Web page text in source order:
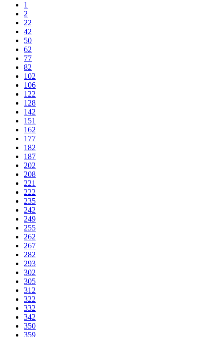
1
2
22
42
50
62
77
82
102
106
122
128
142
151
162
177
182
187
202
208
221
222
235
242
249
255
262
267
282
293
302
305
312
322
332
342
350
359